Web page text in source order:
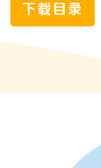
下载目录